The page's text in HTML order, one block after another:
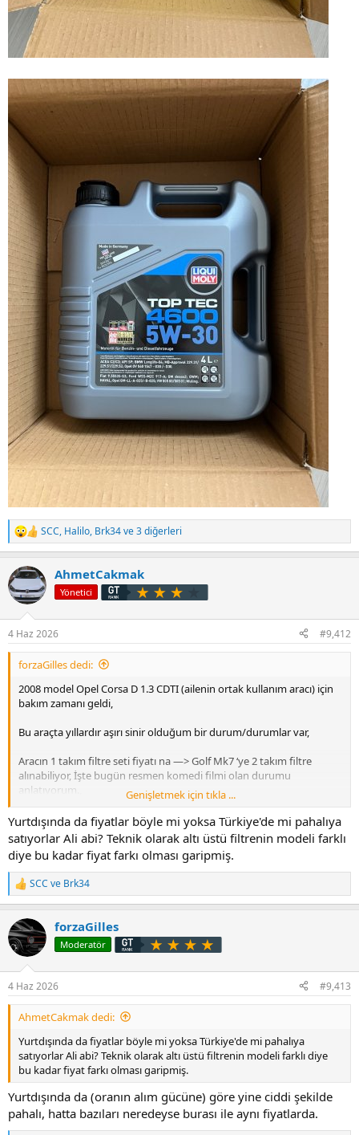
T
e
k
i
l
SCC, Halilo, Brk34ve 3 diğerleri
AhmetCakmak
Yönetici
4 Haz 2026 #9,412
forzaGilles dedi:
2008 model Opel Corsa D 1.3 CDTI (ailenin ortak kullanım aracı) için
bakım zamanı geldi,
Bu araçta yıllardır aşırı sinir olduğum bir durum/durumlar var,
Aracın 1 takım filtre seti fiyatı na —> Golf Mk7 ‘ye 2 takım filtre
alınabiliyor, İşte bugün resmen komedi filmi olan durumu
anlatıyorum.,
Durum o kadar vahim ki aracın yakıt filtresi 3.200 lira, Evet yanlış
duymadınız,
Karşılaştırma olması açısından kendi aracım olan Golf Mk7 1.6 TDI
motor aracın yakıt filtresi 1.050 lira (marka: Mann)., Hatta Golf ‘e
yetkili servisten yakıt filtresi almaya kalksak yine Opel ‘den daha
ucuz 2.300 lira
İşin daha da sinir bızucu yani bu durum sadece yakıt filtresi ile de
sınırlı değil, polen filtresi almaya kalkarsak:
3 katmanlı anti-alerjik +karbonlu olanı 1.650 lira
Bu sebebten mecburiyetten Bosch marka polen filtresi alıyorum
maliyet: 600 lira
Golf ‘e polen filtresi almak istersek:
Karbonlu 610 lira (marka: Mann)
Genişletmek için tıkla ...
Yurtdışında da fiyatlar böyle mi yoksa Türkiye'de mi pahalıya
satıyorlar Ali abi? Teknik olarak altı üstü filtrenin modeli farklı
diye bu kadar fiyat farkı olması garipmiş.
T
e
k
i
l
SCC ve Brk34
forzaGilles
Moderatör
4 Haz 2026 #9,413
AhmetCakmak dedi:
Yurtdışında da fiyatlar böyle mi yoksa Türkiye'de mi pahalıya
satıyorlar Ali abi? Teknik olarak altı üstü filtrenin modeli farklı diye
bu kadar fiyat farkı olması garipmiş.
Yurtdışında da (oranın alım gücüne) göre yine ciddi şekilde
pahalı, hatta bazıları neredeyse burası ile aynı fiyatlarda.